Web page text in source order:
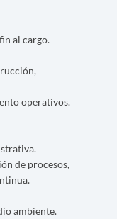
al cargo.
operativos.
de procesos,
ambiente.